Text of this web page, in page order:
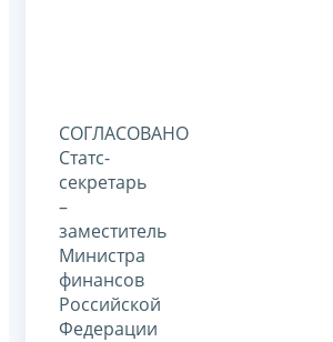
СОГЛАСОВАНО
Статс-
секретарь
–
заместитель
Министра
финансов
Российской
Федерации